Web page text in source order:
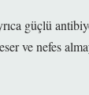
güçlü
ve nefes